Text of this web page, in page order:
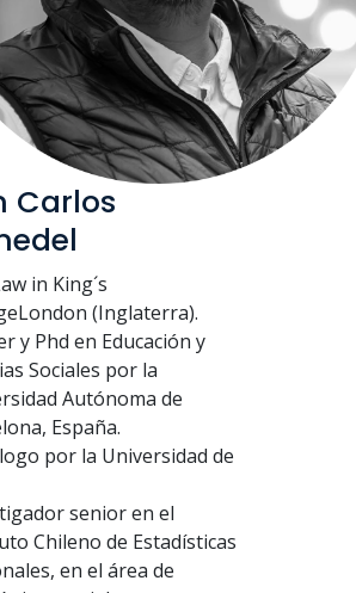
Carlos
in King´s
(Inglaterra).
y Phd en Educación y
Sociales por la
Autónoma de
España.
por la Universidad de
senior en el
Chileno de Estadísticas
en el área de